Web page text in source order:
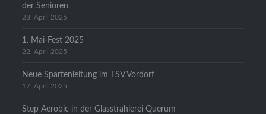
der Senioren
28. April 2025
1. Mai-Fest 2025
22. April 2025
Neue Spartenleitung im TSV Vordorf
17. April 2025
Step Aerobic in der Glasstrahlerei Querum